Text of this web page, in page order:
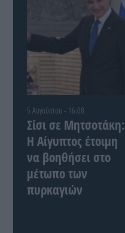
5 Αυγούστου - 16:08
Σίσι σε Μητσοτάκη:
Η Αίγυπτος έτοιμη
να βοηθήσει στο
μέτωπο των
πυρκαγιών